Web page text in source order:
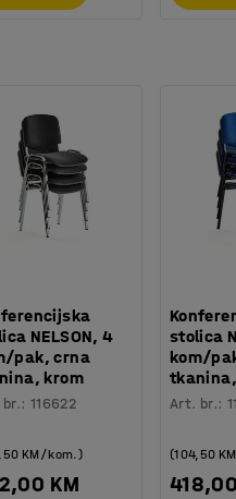
NELSON, 4
pak, crna
krom
: 116622
KM
KM/kom.)
stolica
kom/
Art. br.:
(104,50